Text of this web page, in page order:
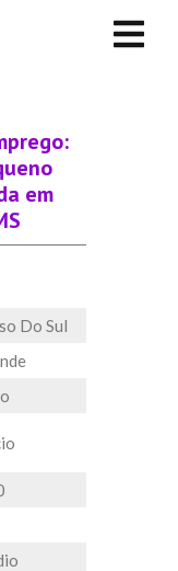
em
Do Sul